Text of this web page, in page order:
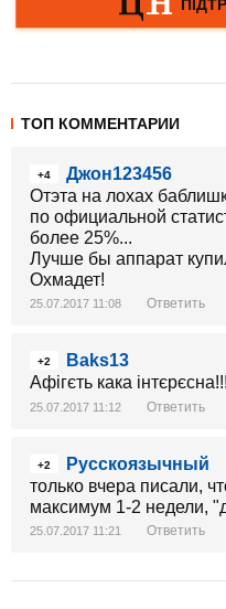
ТОП КОММЕНТАРИИ
+4
Джон123456
Отэта на лохах
по официальной
более 25%...
Лучше бы аппарат
Охмадет!
25.07.2017 11:08 Ответить
+2
Baks13
Афігєть кака інтєрєсна!!!
25.07.2017 11:12 Ответить
+2
Русскоязычный
только вчера писали,
максимум 1-2 недели,
25.07.2017 11:21 Ответить